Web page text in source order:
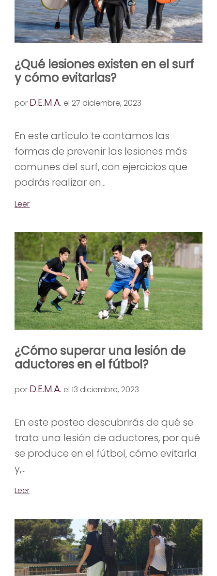
¿Qué lesiones existen en el surf
y cómo evitarlas?
por D.E.M.A. el 27 diciembre, 2023
En este artículo te contamos las
formas de prevenir las lesiones más
comunes del surf, con ejercicios que
podrás realizar en...
Leer
¿Cómo superar una lesión de
aductores en el fútbol?
por D.E.M.A. el 13 diciembre, 2023
En este posteo descubrirás de qué se
trata una lesión de aductores, por qué
se produce en el fútbol, cómo evitarla
y,...
Leer